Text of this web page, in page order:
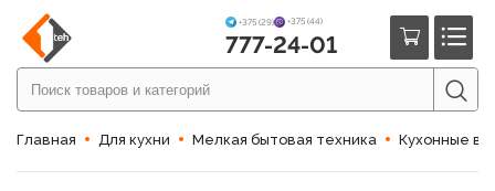
+375 (29) +375 (44)
777-24-01
Главная Для кухни Мелкая бытовая техника Кухонные